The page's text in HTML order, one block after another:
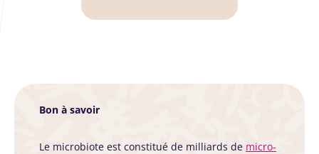
Bon à savoir
Le microbiote est constitué de milliards de micro-